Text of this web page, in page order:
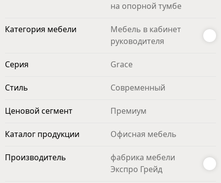
на опорной тумбе
Категория мебели
Мебель в кабинет
руководителя
Серия Grace
Стиль Современный
Ценовой сегмент Премиум
Каталог продукции Офисная мебель
Производитель
фабрика мебели
Экспро Грейд